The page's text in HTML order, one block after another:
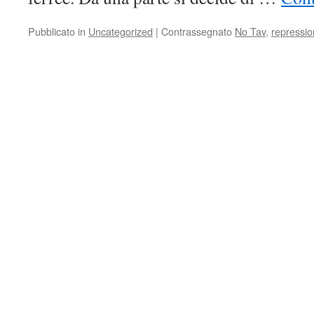
Pubblicato in Uncategorized | Contrassegnato No Tav,